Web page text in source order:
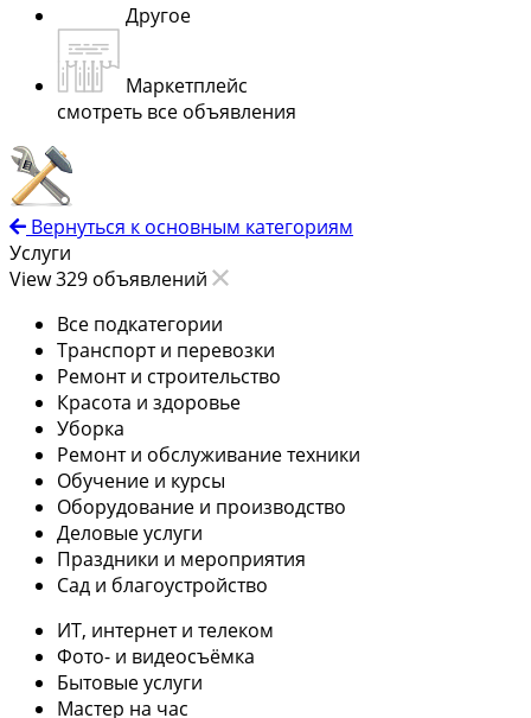
Другое
Маркетплейс
смотреть все объявления
Вернуться к основным категориям
Услуги
View 329 объявлений
Все подкатегории
Транспорт и перевозки
Ремонт и строительство
Красота и здоровье
Уборка
Ремонт и обслуживание техники
Обучение и курсы
Оборудование и производство
Деловые услуги
Праздники и мероприятия
Сад и благоустройство
ИТ, интернет и телеком
Фото- и видеосъёмка
Бытовые услуги
Мастер на час